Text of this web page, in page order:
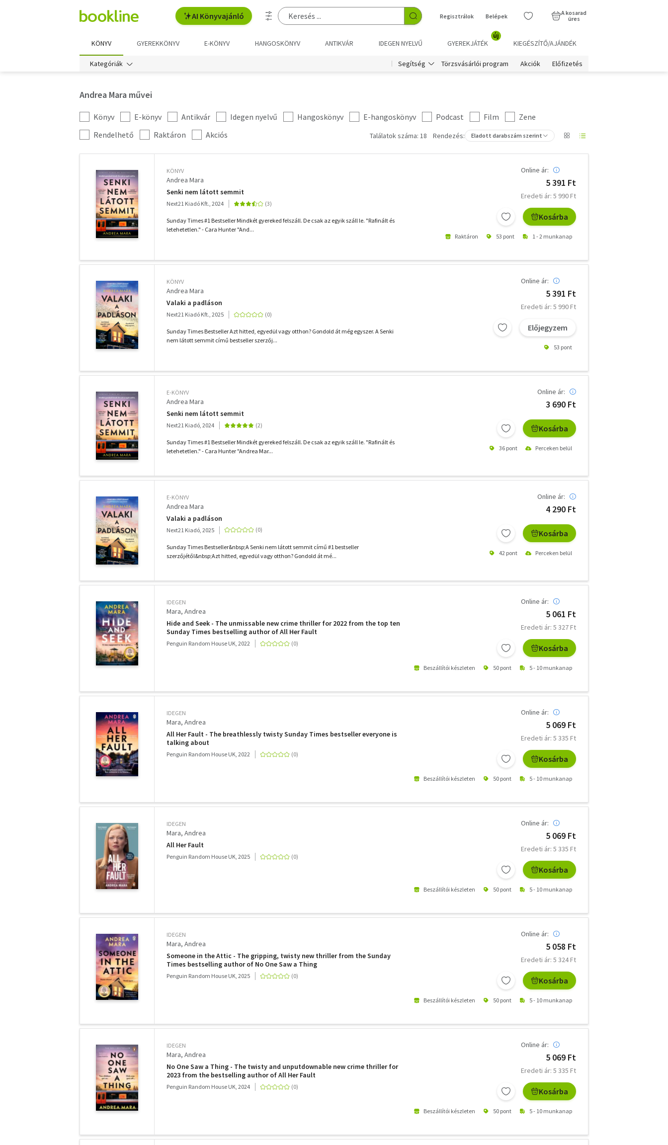
AI Könyvajánló Regisztrálok Belépek
A kosarad
üres
KÖNYV GYEREKKÖNYV E-KÖNYV HANGOSKÖNYV ANTIKVÁR IDEGEN NYELVŰ GYEREKJÁTÉK
új
KIEGÉSZÍTŐ/AJÁNDÉK
Kategóriák Segítség Törzsvásárlói program Akciók Előfizetés
Andrea Mara művei
Kategória
szűrés
Könyv E-könyv Antikvár Idegen nyelvű Hangoskönyv E-hangoskönyv Podcast Film
Zene
További
szűrők
Rendelhető Raktáron Akciós Találatok száma: 18 Rendezés: Eladott darabszám szerint
KÖNYV
Andrea Mara
Senki nem látott semmit
Next21 Kiadó Kft., 2024
Sunday Times #1 Bestseller Mindkét gyereked felszáll. De csak az egyik száll le. "Rafinált és
letehetetlen." - Cara Hunter "And...
Online ár:
5 391 Ft
Eredeti ár: 5 990 Ft
Kosárba
Raktáron 53 pont 1 - 2 munkanap
KÖNYV
Andrea Mara
Valaki a padláson
Next21 Kiadó Kft., 2025
Sunday Times Bestseller Azt hitted, egyedül vagy otthon? Gondold át még egyszer. A Senki
nem látott semmit című bestseller szerzőj...
Online ár:
5 391 Ft
Eredeti ár: 5 990 Ft
Előjegyzem
53 pont
E-KÖNYV
Andrea Mara
Senki nem látott semmit
Next21 Kiadó, 2024
Sunday Times #1 Bestseller Mindkét gyereked felszáll. De csak az egyik száll le. "Rafinált és
letehetetlen." - Cara Hunter "Andrea Mar...
Online ár:
3 690 Ft
Kosárba
36 pont Perceken belül
E-KÖNYV
Andrea Mara
Valaki a padláson
Next21 Kiadó, 2025
Sunday Times Bestseller&nbsp;A Senki nem látott semmit című #1 bestseller
szerzőjétől&nbsp;Azt hitted, egyedül vagy otthon? Gondold át mé...
Online ár:
4 290 Ft
Kosárba
42 pont Perceken belül
IDEGEN
Mara, Andrea
Hide and Seek - The unmissable new crime thriller for 2022 from the top ten
Sunday Times bestselling author of All Her Fault
Penguin Random House UK, 2022
Online ár:
5 061 Ft
Eredeti ár: 5 327 Ft
Kosárba
Beszállítói készleten 50 pont 5 - 10 munkanap
IDEGEN
Mara, Andrea
All Her Fault - The breathlessly twisty Sunday Times bestseller everyone is
talking about
Penguin Random House UK, 2022
Online ár:
5 069 Ft
Eredeti ár: 5 335 Ft
Kosárba
Beszállítói készleten 50 pont 5 - 10 munkanap
IDEGEN
Mara, Andrea
All Her Fault
Penguin Random House UK, 2025
Online ár:
5 069 Ft
Eredeti ár: 5 335 Ft
Kosárba
Beszállítói készleten 50 pont 5 - 10 munkanap
IDEGEN
Mara, Andrea
Someone in the Attic - The gripping, twisty new thriller from the Sunday
Times bestselling author of No One Saw a Thing
Penguin Random House UK, 2025
Online ár:
5 058 Ft
Eredeti ár: 5 324 Ft
Kosárba
Beszállítói készleten 50 pont 5 - 10 munkanap
IDEGEN
Mara, Andrea
No One Saw a Thing - The twisty and unputdownable new crime thriller for
2023 from the bestselling author of All Her Fault
Penguin Random House UK, 2024
Online ár:
5 069 Ft
Eredeti ár: 5 335 Ft
Kosárba
Beszállítói készleten 50 pont 5 - 10 munkanap